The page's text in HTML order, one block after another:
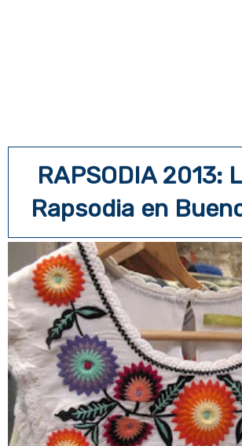
RAPSODIA 2013:
Rapsodia en